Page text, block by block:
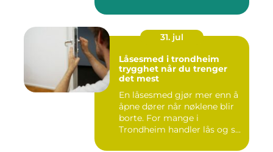
31. jul
Låsesmed i trondheim
trygghet når du trenger
det mest
En låsesmed gjør mer enn å
åpne dører når nøklene blir
borte. For mange i
Trondheim handler lås og s...